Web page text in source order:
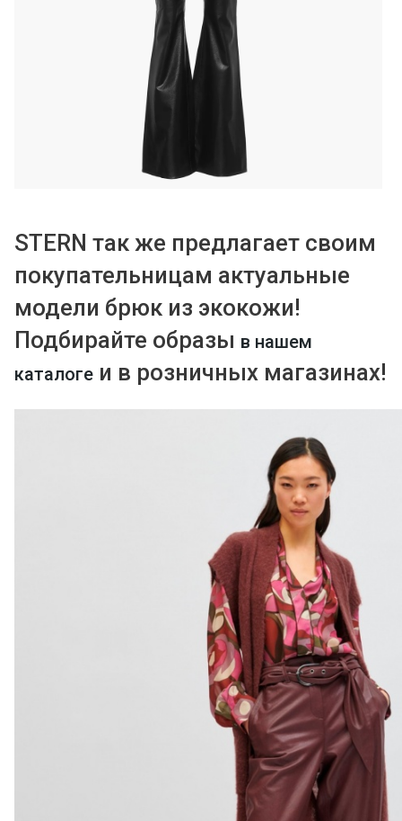
STERN так же предлагает своим
покупательницам актуальные
модели брюк из экокожи!
Подбирайте образы в нашем
каталоге и в розничных магазинах!